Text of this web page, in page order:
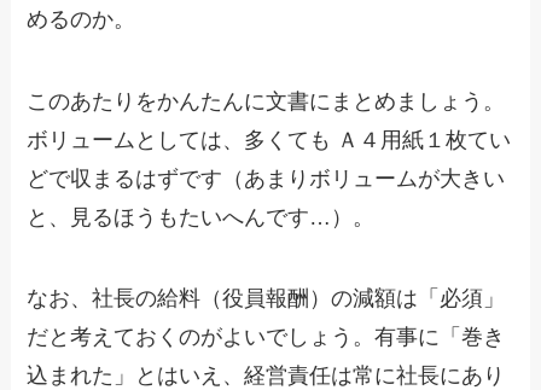
めるのか。
このあたりをかんたんに文書にまとめましょう。
ボリュームとしては、多くても Ａ４用紙１枚てい
どで収まるはずです（あまりボリュームが大きい
と、見るほうもたいへんです…）。
なお、社長の給料（役員報酬）の減額は「必須」
だと考えておくのがよいでしょう。有事に「巻き
込まれた」とはいえ、経営責任は常に社長にあり